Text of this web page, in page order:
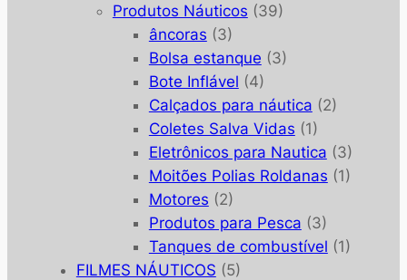
Produtos Náuticos (39)
âncoras (3)
Bolsa estanque (3)
Bote Inflável (4)
Calçados para náutica (2)
Coletes Salva Vidas (1)
Eletrônicos para Nautica (3)
Moitões Polias Roldanas (1)
Motores (2)
Produtos para Pesca (3)
Tanques de combustível (1)
FILMES NÁUTICOS (5)